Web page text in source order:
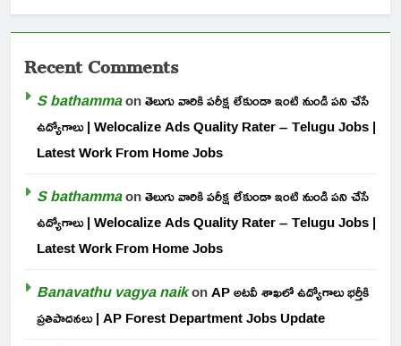
Recent Comments
S bathammaonతెలుగు వారికి పరీక్ష లేకుండా ఇంటి నుండి పని చేసే
ఉద్యోగాలు | Welocalize Ads Quality Rater – Telugu Jobs |
Latest Work From Home Jobs
S bathammaonతెలుగు వారికి పరీక్ష లేకుండా ఇంటి నుండి పని చేసే
ఉద్యోగాలు | Welocalize Ads Quality Rater – Telugu Jobs |
Latest Work From Home Jobs
Banavathu vagya naikonAP అటవీ శాఖలో ఉద్యోగాలు భర్తీకి
ప్రతిపాదనలు | AP Forest Department Jobs Update